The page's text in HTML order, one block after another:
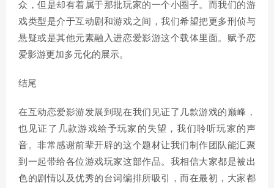
众，但是却有着属于那批玩家的一个小圈子。而我们的游
戏类型是介于互动剧和游戏之间，我们希望把更多刑侦与
悬疑或是其他元素融入进恋爱影游这个载体里面。赋予恋
爱影游更加多元化的展示。
结尾
在互动恋爱影游发展到现在我们见证了几款游戏的巅峰，
也见证了几款游戏给予玩家的失望，我们聆听玩家的声
音。非常感谢前辈开辟的这个题材让我们制作团队能汇聚
到一起带给各位游戏玩家这部作品。我相信大家都是被出
色的剧情以及优秀的台词编排所吸引，而在最初，大家都